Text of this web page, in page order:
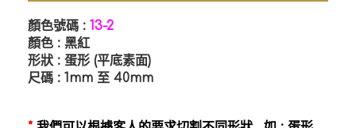
顏色號碼 : 13-2
顏色 : 黑紅
形狀 : 蛋形 (平底素面)
尺碼 : 1mm 至 40mm